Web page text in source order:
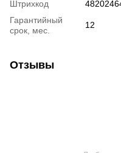
Штрихкод
Гарантийный
срок, мес.
12
Отзывы